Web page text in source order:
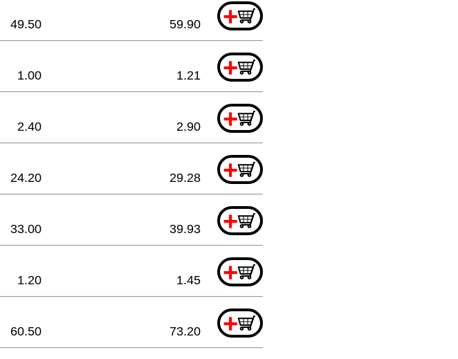
+
49.50 59.90
+
1.00 1.21
+
2.40 2.90
+
24.20 29.28
+
33.00 39.93
+
1.20 1.45
+
60.50 73.20